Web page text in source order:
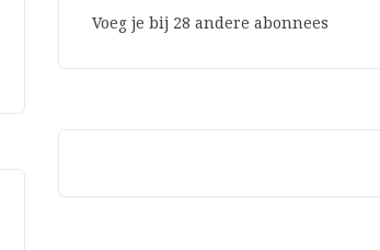
Voeg je bij 28 andere abonnees